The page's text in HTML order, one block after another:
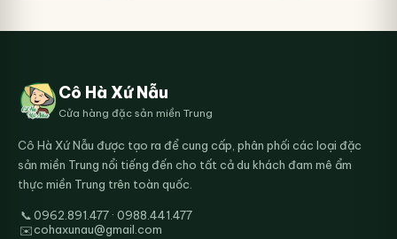
Cô Hà Xứ Nẫu
Cửa hàng đặc sản miền Trung
Cô Hà Xứ Nẫu được tạo ra để cung cấp, phân phối các loại đặc
sản miền Trung nổi tiếng đến cho tất cả du khách đam mê ẩm
thực miền Trung trên toàn quốc.
📞0962.891.477 · 0988.441.477
✉️cohaxunau@gmail.com